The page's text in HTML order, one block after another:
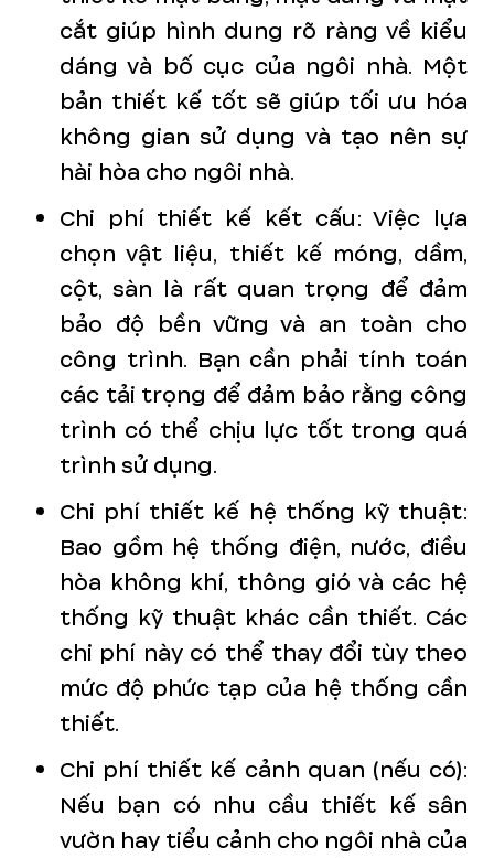
cắt giúp hình dung rõ ràng về kiểu
dáng và bố cục của ngôi nhà. Một
bản thiết kế tốt sẽ giúp tối ưu hóa
không gian sử dụng và tạo nên sự
hài hòa cho ngôi nhà.
Chi phí thiết kế kết cấu: Việc lựa
chọn vật liệu, thiết kế móng, dầm,
cột, sàn là rất quan trọng để đảm
bảo độ bền vững và an toàn cho
công trình. Bạn cần phải tính toán
các tải trọng để đảm bảo rằng công
trình có thể chịu lực tốt trong quá
trình sử dụng.
Chi phí thiết kế hệ thống kỹ thuật:
Bao gồm hệ thống điện, nước, điều
hòa không khí, thông gió và các hệ
thống kỹ thuật khác cần thiết. Các
chi phí này có thể thay đổi tùy theo
mức độ phức tạp của hệ thống cần
thiết.
Chi phí thiết kế cảnh quan (nếu có):
Nếu bạn có nhu cầu thiết kế sân
vườn hay tiểu cảnh cho ngôi nhà của